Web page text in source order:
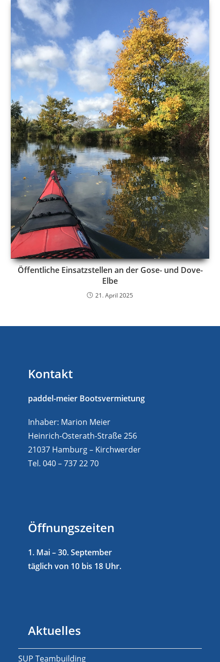
Öffentliche Einsatzstellen an der Gose- und Dove-
Elbe
21. April 2025
Kontakt
paddel-meier Bootsvermietung
Inhaber: Marion Meier
Heinrich-Osterath-Straße 256
21037 Hamburg – Kirchwerder
Tel. 040 – 737 22 70
Öffnungszeiten
1. Mai – 30. September
täglich von 10 bis 18 Uhr.
Aktuelles
SUP Teambuilding